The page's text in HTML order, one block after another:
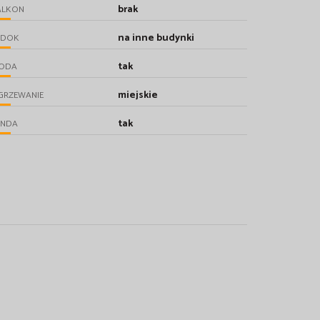
brak
na inne budynki
tak
miejskie
tak